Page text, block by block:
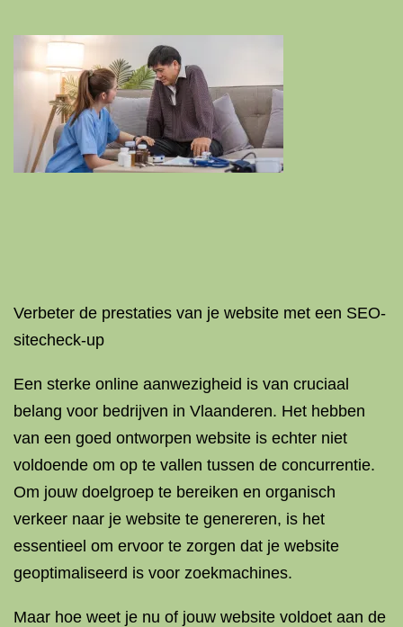
Verbeter de prestaties van je website met een SEO-
sitecheck-up
Een sterke online aanwezigheid is van cruciaal
belang voor bedrijven in Vlaanderen. Het hebben
van een goed ontworpen website is echter niet
voldoende om op te vallen tussen de concurrentie.
Om jouw doelgroep te bereiken en organisch
verkeer naar je website te genereren, is het
essentieel om ervoor te zorgen dat je website
geoptimaliseerd is voor zoekmachines.
Maar hoe weet je nu of jouw website voldoet aan de